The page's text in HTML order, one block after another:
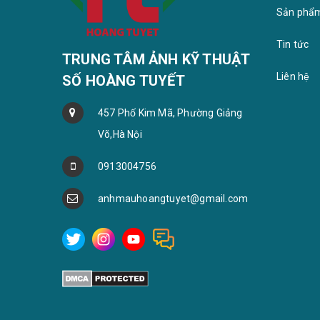
TRUNG TÂM ẢNH KỸ THUẬT
SỐ HOÀNG TUYẾT
457 Phố Kim Mã, Phường Giảng
Võ,Hà Nội
0913004756
anhmauhoangtuyet@gmail.com
Sản
Tin tức
Liên hệ